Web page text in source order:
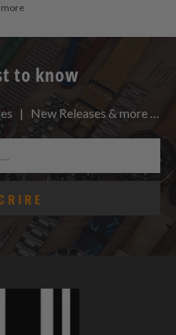
more
to know
| New Releases & more …